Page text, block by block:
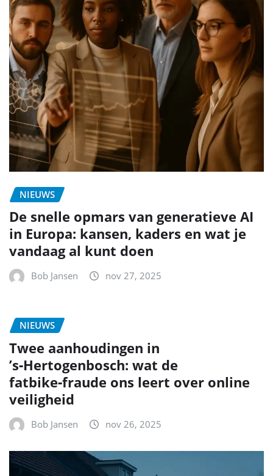
NIEUWS
De snelle opmars van generatieve AI
in Europa: kansen, kaders en wat je
vandaag al kunt doen
Bob Jansen nov 27, 2025
NIEUWS
Twee aanhoudingen in
’s‑Hertogenbosch: wat de
fatbike‑fraude ons leert over online
veiligheid
Bob Jansen nov 26, 2025